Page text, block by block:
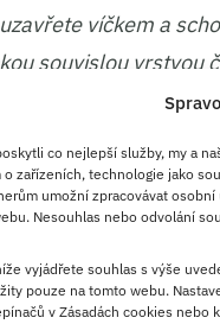
co nejlepší služby, my a
o zařízeních, technologie jako
umožní zpracovávat
Nesouhlas nebo odvolání
vyjádřete souhlas s výše
pouze na tomto webu.
v Zásadách cookies nebo
víčkem a
souvislou vrstvou
nebudou
libečku
nevyžaduje
odvede